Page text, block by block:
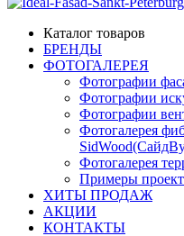
Каталог товаров
БРЕНДЫ
ФОТОГАЛЕРЕЯ
Фотографии
Фотографии
Фотографии
Фотогалерея
Фотогалерея
Примеры
ХИТЫ ПРОДАЖ
АКЦИИ
КОНТАКТЫ